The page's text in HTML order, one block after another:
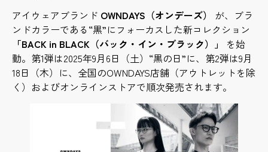
アイウェアブランド OWNDAYS（オンデーズ）
が、ブラ
ンドカラーである“黒”にフォーカスした新コレクション
「BACK in BLACK（バック・イン・ブラック）」
を始
動。第1弾は2025年9月6日（土）“黒の日”に、第2弾は9月
18日（木）に、全国のOWNDAYS店舗（アウトレットを除
く）およびオンラインストアで順次発売されます。